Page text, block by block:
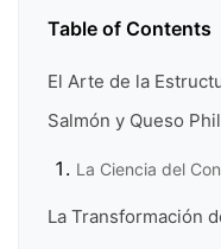
Table of Contents
El Arte de la
Salmón y Queso
La Ciencia del
La Transformación